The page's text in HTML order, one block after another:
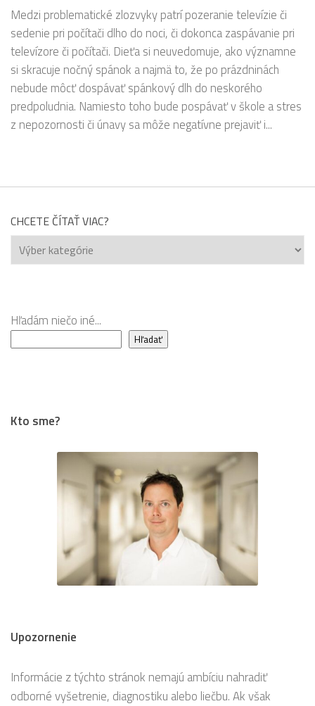
Medzi problematické zlozvyky patrí pozeranie televízie či
sedenie pri počítači dlho do noci, či dokonca zaspávanie pri
televízore či počítači. Dieťa si neuvedomuje, ako významne
si skracuje nočný spánok a najmä to, že po prázdninách
nebude môcť dospávať spánkový dlh do neskorého
predpoludnia. Namiesto toho bude pospávať v škole a stres
z nepozornosti či únavy sa môže negatívne prejaviť i...
CHCETE ČÍTAŤ VIAC?
Chcete
čítať
Hľadám niečo iné...
Hľadať
Kto sme?
Upozornenie
Informácie z týchto stránok nemajú ambíciu nahradiť
odborné vyšetrenie, diagnostiku alebo liečbu. Ak však